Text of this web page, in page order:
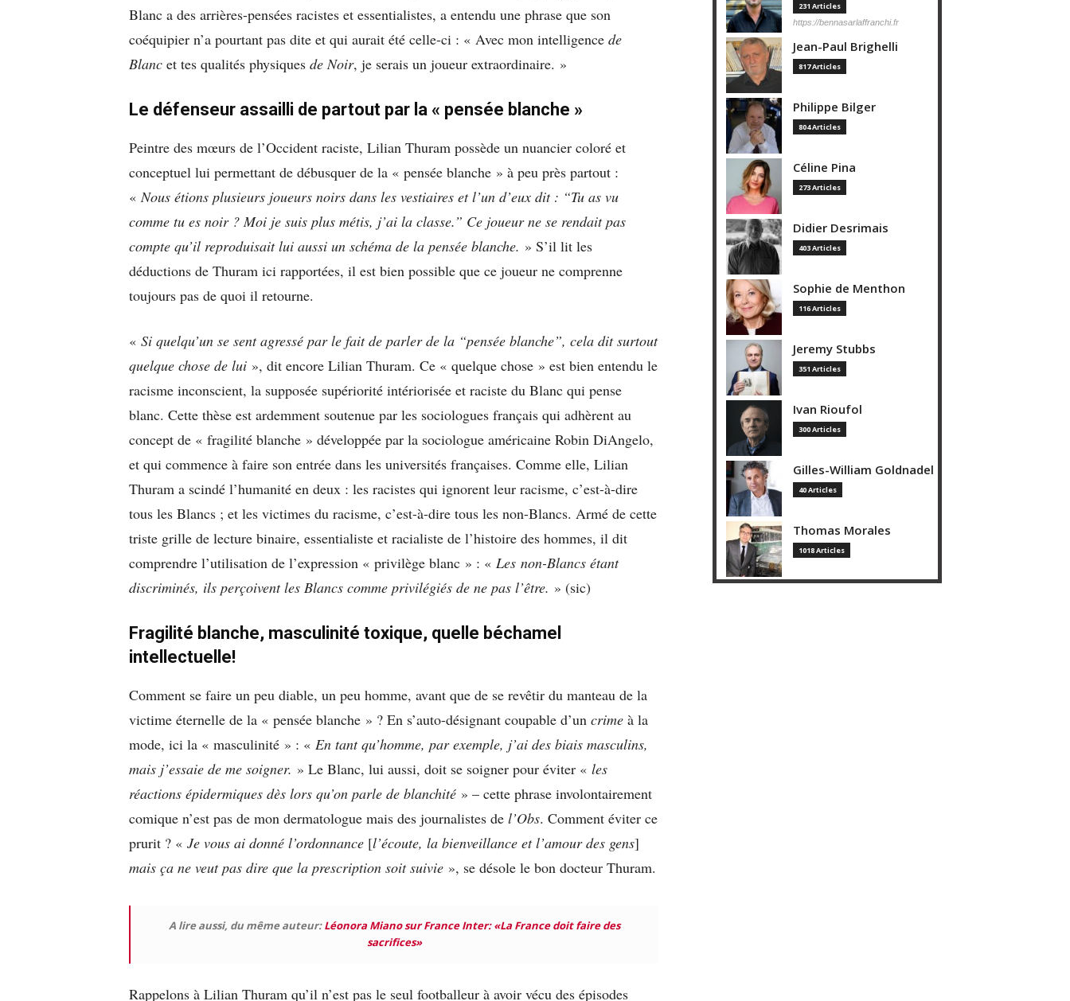
Blanc a des arrières-pensées racistes et essentialistes, a entendu une phrase que son
coéquipier n’a pourtant pas dite et qui aurait été celle-ci : « Avec mon intelligence de
Blanc et tes qualités physiques de Noir, je serais un joueur extraordinaire. »
Le défenseur assailli de partout par la « pensée blanche »
Peintre des mœurs de l’Occident raciste, Lilian Thuram possède un nuancier coloré et
conceptuel lui permettant de débusquer de la « pensée blanche » à peu près partout :
« Nous étions plusieurs joueurs noirs dans les vestiaires et l’un d’eux dit : “Tu as vu
comme tu es noir ? Moi je suis plus métis, j’ai la classe.” Ce joueur ne se rendait pas
compte qu’il reproduisait lui aussi un schéma de la pensée blanche. » S’il lit les
déductions de Thuram ici rapportées, il est bien possible que ce joueur ne comprenne
toujours pas de quoi il retourne.
« Si quelqu’un se sent agressé par le fait de parler de la “pensée blanche”, cela dit surtout
quelque chose de lui », dit encore Lilian Thuram. Ce « quelque chose » est bien entendu le
racisme inconscient, la supposée supériorité intériorisée et raciste du Blanc qui pense
blanc. Cette thèse est ardemment soutenue par les sociologues français qui adhèrent au
concept de « fragilité blanche » développée par la sociologue américaine Robin DiAngelo,
et qui commence à faire son entrée dans les universités françaises. Comme elle, Lilian
Thuram a scindé l’humanité en deux : les racistes qui ignorent leur racisme, c’est-à-dire
tous les Blancs ; et les victimes du racisme, c’est-à-dire tous les non-Blancs. Armé de cette
triste grille de lecture binaire, essentialiste et racialiste de l’histoire des hommes, il dit
comprendre l’utilisation de l’expression « privilège blanc » : « Les non-Blancs étant
discriminés, ils perçoivent les Blancs comme privilégiés de ne pas l’être. » (sic)
Fragilité blanche, masculinité toxique, quelle béchamel
intellectuelle!
Comment se faire un peu diable, un peu homme, avant que de se revêtir du manteau de la
victime éternelle de la « pensée blanche » ? En s’auto-désignant coupable d’un crime à la
mode, ici la « masculinité » : « En tant qu’homme, par exemple, j’ai des biais masculins,
mais j’essaie de me soigner. » Le Blanc, lui aussi, doit se soigner pour éviter « les
réactions épidermiques dès lors qu’on parle de blanchité » – cette phrase involontairement
comique n’est pas de mon dermatologue mais des journalistes de l’Obs. Comment éviter ce
prurit ? « Je vous ai donné l’ordonnance [l’écoute, la bienveillance et l’amour des gens]
mais ça ne veut pas dire que la prescription soit suivie », se désole le bon docteur Thuram.
A lire aussi, du même auteur:Léonora Miano sur France Inter: «La France doit faire des
sacrifices»
Rappelons à Lilian Thuram qu’il n’est pas le seul footballeur à avoir vécu des épisodes
231 Articles
https://bennasarlaffranchi.fr
Jean-Paul Brighelli
817 Articles
Philippe Bilger
804 Articles
Céline Pina
273 Articles
Didier Desrimais
403 Articles
Sophie de Menthon
116 Articles
Jeremy Stubbs
351 Articles
Ivan Rioufol
300 Articles
Gilles-William Goldnadel
40 Articles
Thomas Morales
1018 Articles